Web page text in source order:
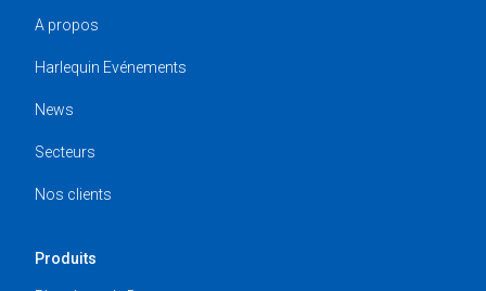
A propos
Harlequin Evénements
News
Secteurs
Nos clients
Produits